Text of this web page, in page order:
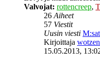
Valvojat: rottencreep,
26Aiheet
57 Viestit
Uusin viesti
Kirjoittaja
15.05.2013,